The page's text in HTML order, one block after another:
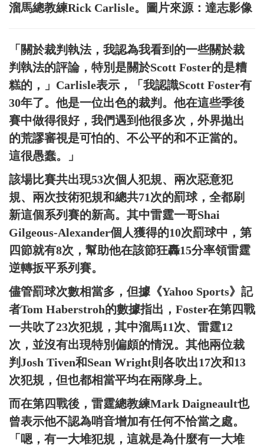
溜馬總教練Rick Carlisle。圖片來源：達志影像
「關於裁判執法，我認為我看到的一些關於裁
判執法的評論，特別是關於Scott Foster的是糟
糕的，」Carlisle表示，「我認識Scott Foster有
30年了。他是一位出色的裁判。他在這些季後
賽中做得很好，我們遇到他很多次，外界拋出
的荒謬審視是可怕的、不公平的和不正當的。
這很愚蠢。」
該場比賽共出現53次個人犯規、兩次惡意犯
規、兩次技術犯規和總共71次的罰球，全都刷
新這個系列賽的新高。其中雷霆一哥Shai
Gilgeous-Alexander個人獲得的10次罰球中，第
四節就有8次，幫助他在該節狂轟15分率領雷霆
逆轉扳平系列賽。
儘管罰球次數相當多，但據《Yahoo Sports》記
者Tom Haberstroh的數據指出，Foster在第四戰
一共吹了23次犯規，其中溜馬11次、雷霆12
次，並沒有出現特別偏頗的情況。其他兩位裁
判Josh Tiven和Sean Wright則各吹出17次和13
次犯規，但也都相當平均在兩隊身上。
而在第四戰後，雷霆總教練Mark Daigneault也
曾表示他不認為哨音增加有任何不恰當之處。
「嗯，有一大堆犯規，這就是為什麼有一大堆